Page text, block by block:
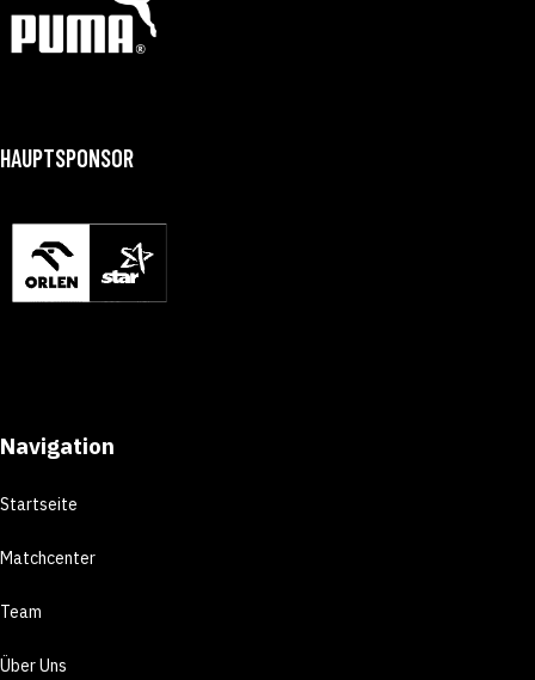
HAUPTSPONSOR
Navigation
Startseite
Matchcenter
Team
Über Uns